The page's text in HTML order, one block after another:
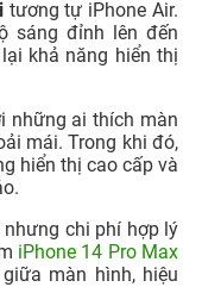
tương tự iPhone Air.
sáng đỉnh lên đến
khả năng hiển thị
những ai thích màn
mái. Trong khi đó,
hiển thị cao cấp và
chi phí hợp lý
iPhone 14 Pro Max
màn hình, hiệu